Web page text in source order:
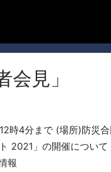
見」
時4分まで (場所)防災
2021」の開催につい
報